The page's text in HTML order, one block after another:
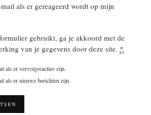
als er gereageerd wordt op mijn
gebruikt, ga je akkoord met de
van je gegevens door deze site. *
als er vervolgreacties zijn.
als er nieuwe berichten zijn.